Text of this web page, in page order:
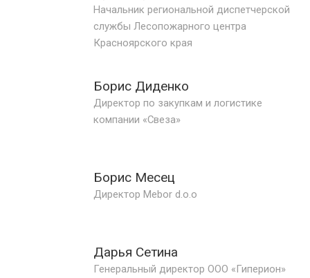
Начальник региональной диспетчерской
службы Лесопожарного центра
Красноярского края
Борис Диденко
Директор по закупкам и логистике
компании «Свеза»
Борис Месец
Директор Mebor d.o.o
Дарья Сетина
Генеральный директор ООО «Гиперион»